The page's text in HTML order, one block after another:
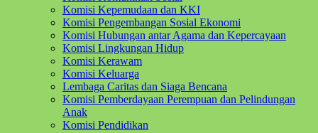
Komisi Kepemudaan dan KKI
Komisi Pengembangan Sosial Ekonomi
Komisi Hubungan antar Agama dan Kepercayaan
Komisi Lingkungan Hidup
Komisi Kerawam
Komisi Keluarga
Lembaga Caritas dan Siaga Bencana
Komisi Pemberdayaan Perempuan dan Pelindungan
Anak
Komisi Pendidikan